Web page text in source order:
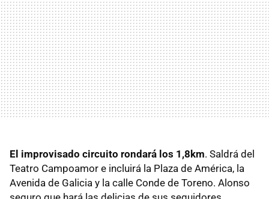
El improvisado circuito rondará los 1,8km. Saldrá del
Teatro Campoamor e incluirá la Plaza de América, la
Avenida de Galicia y la calle Conde de Toreno. Alonso